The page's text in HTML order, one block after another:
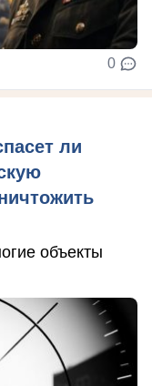
0
ли
объекты